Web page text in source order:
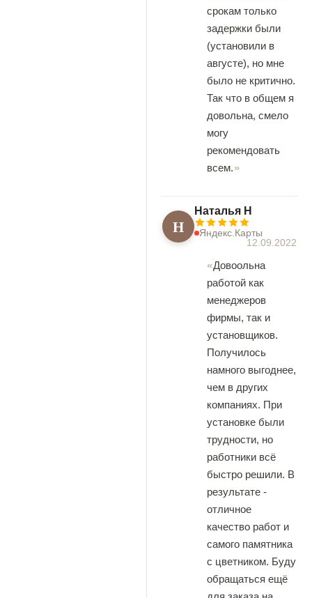
срокам только
задержки были
(установили в
августе), но мне
было не критично.
Так что в общем я
довольна, смело
могу
рекомендовать
всем.
Н
Наталья Н
Яндекс.Карты
12.09.2022
Довоольна
работой как
менеджеров
фирмы, так и
установщиков.
Получилось
намного выгоднее,
чем в других
компаниях. При
установке были
трудности, но
работники всё
быстро решили. В
результате -
отличное
качество работ и
самого памятника
с цветником. Буду
обращаться ещё